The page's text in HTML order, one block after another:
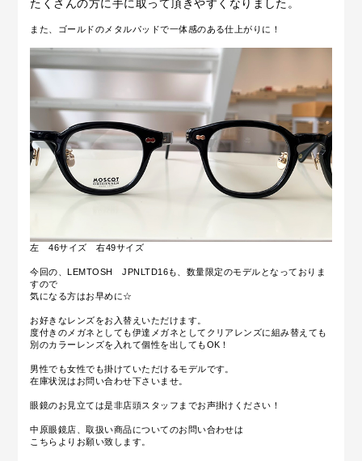
たくさんの方に手に取って頂きやすくなりました。
また、ゴールドのメタルパッドで一体感のある仕上がりに！
左 46サイズ 右49サイズ
今回の、LEMTOSH JPNLTD16も、数量限定のモデルとなっておりま
すので
気になる方はお早めに☆
お好きなレンズをお入替えいただけます。
度付きのメガネとしても伊達メガネとしてクリアレンズに組み替えても
別のカラーレンズを入れて個性を出してもOK！
男性でも女性でも掛けていただけるモデルです。
在庫状況はお問い合わせ下さいませ。
眼鏡のお見立ては是非店頭スタッフまでお声掛けください！
中原眼鏡店、取扱い商品についてのお問い合わせは
こちらよりお願い致します。